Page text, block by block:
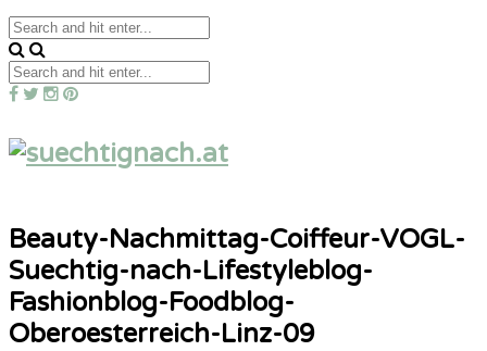
Beauty-Nachmittag-Coiffeur-VOGL-
Suechtig-nach-Lifestyleblog-
Fashionblog-Foodblog-
Oberoesterreich-Linz-09